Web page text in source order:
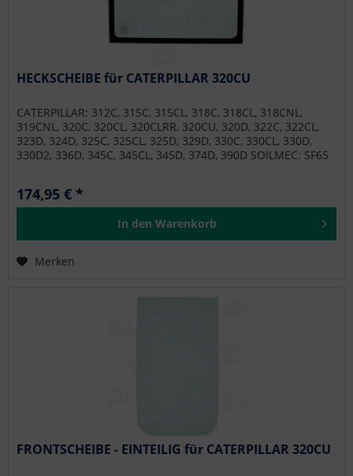
HECKSCHEIBE für CATERPILLAR 320CU
CATERPILLAR: 312C, 315C, 315CL, 318C, 318CL, 318CNL,
319CNL, 320C, 320CL, 320CLRR, 320CU, 320D, 322C, 322CL,
323D, 324D, 325C, 325CL, 325D, 329D, 330C, 330CL, 330D,
330D2, 336D, 345C, 345CL, 345D, 374D, 390D SOILMEC: SF65
174,95 € *
In den Warenkorb
Merken
FRONTSCHEIBE - EINTEILIG für CATERPILLAR 320CU